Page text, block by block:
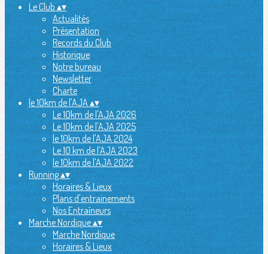
Le Club▴▾
Actualités
Présentation
Records du Club
Historique
Notre bureau
Newsletter
Charte
le 10km de l'AJA▴▾
Le 10km de l'AJA 2026
Le 10km de l'AJA 2025
le 10km de l'AJA 2024
Le 10 km de l'AJA 2023
le 10km de l'AJA 2022
Running▴▾
Horaires & Lieux
Plans d'entrainements
Nos Entraîneurs
Marche Nordique▴▾
Marche Nordique
Horaires & Lieux